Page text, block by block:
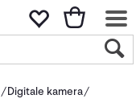
Digitale kamera